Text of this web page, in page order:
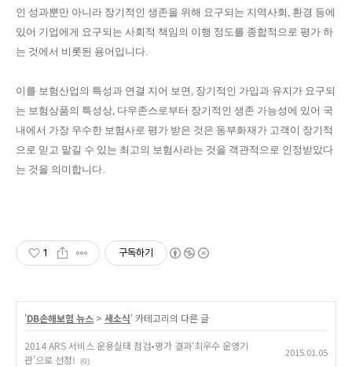
인 성과뿐만 아니라 장기적인 생존을 위해 요구되는 지역사회, 환경 등에
있어 기업에게 요구되는 사회적 책임의 이행 정도를 종합적으로 평가 하
는 것에서 비롯된 용어입니다.
이를 보험산업의 특성과 연결 지어 보면, 장기적인 가입과 유지가 요구되
는 보험상품의 특성상, 다우존스로부터 장기적인 생존 가능성에 있어 국
내에서 가장 우수한 보험사로 평가 받은 것은 동부화재가 고객이 장기적
으로 믿고 맡길 수 있는 최고의 보험사라는 것을 객관적으로 인정받았다
는 것을 의미합니다.
1 구독하기
'DB손해보험 뉴스 > 새소식' 카테고리의 다른 글
2014 ARS 서비스 운용실태 점검•평가 결과‘최우수 운영기
관’으로 선정!
(0)
2015.01.05